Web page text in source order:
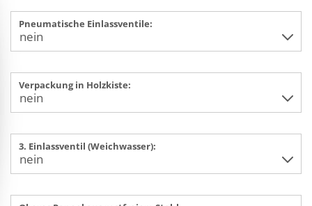
Pneumatische Einlassventile:
Verpackung in Holzkiste:
3. Einlassventil (Weichwasser):